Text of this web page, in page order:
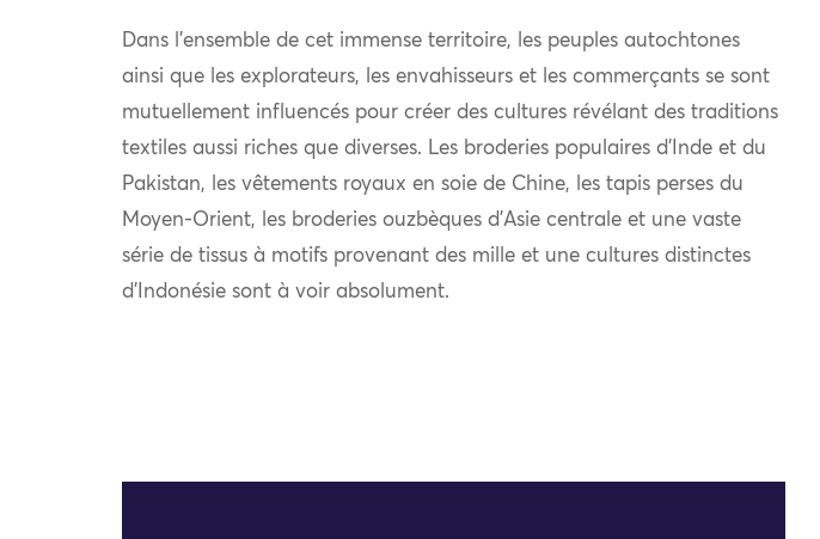
Dans l’ensemble de cet immense territoire, les peuples autochtones
ainsi que les explorateurs, les envahisseurs et les commerçants se sont
mutuellement influencés pour créer des cultures révélant des traditions
textiles aussi riches que diverses. Les broderies populaires d’Inde et du
Pakistan, les vêtements royaux en soie de Chine, les tapis perses du
Moyen-Orient, les broderies ouzbèques d’Asie centrale et une vaste
série de tissus à motifs provenant des mille et une cultures distinctes
d’Indonésie sont à voir absolument.